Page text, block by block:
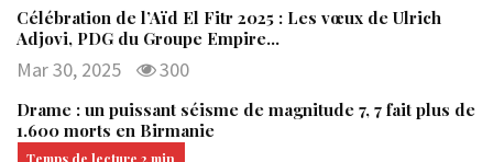
Célébration de l’Aïd El Fitr 2025 : Les vœux de Ulrich
Adjovi, PDG du Groupe Empire…
Mar 30, 2025 300
Drame : un puissant séisme de magnitude 7, 7 fait plus de
1.600 morts en Birmanie